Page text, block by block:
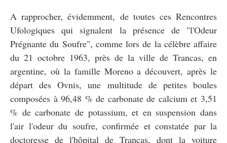
A rapprocher, évidemment, de toutes ces Rencontres
Ufologiques qui signalent la présence de "l'Odeur
Prégnante du Soufre", comme lors de la célèbre affaire
du 21 octobre 1963, près de la ville de Trancas, en
argentine, où la famille Moreno a découvert, après le
départ des Ovnis, une multitude de petites boules
composées à 96,48 % de carbonate de calcium et 3,51
% de carbonate de potassium, et en suspension dans
l'air l'odeur du soufre, confirmée et constatée par la
doctoresse de l'hôpital de Trancas, dont la voiture